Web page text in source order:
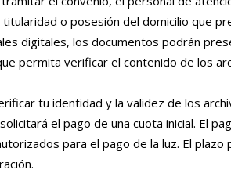
o posesión del domicilio que
digitales, los documentos podrán
permita verificar el contenido de los
tu identidad y la validez de los
el pago de una cuota inicial. El
para el pago de la luz. El